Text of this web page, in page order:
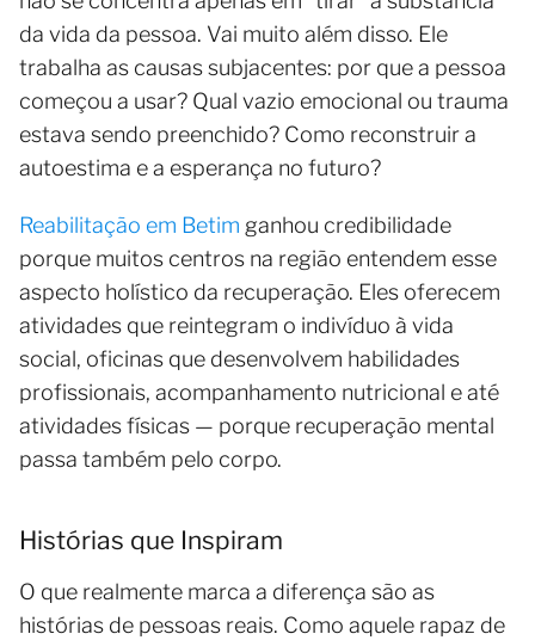
da vida da pessoa. Vai muito além disso. Ele
trabalha as causas subjacentes: por que a pessoa
começou a usar? Qual vazio emocional ou trauma
estava sendo preenchido? Como reconstruir a
autoestima e a esperança no futuro?
Reabilitação em Betim ganhou credibilidade
porque muitos centros na região entendem esse
aspecto holístico da recuperação. Eles oferecem
atividades que reintegram o indivíduo à vida
social, oficinas que desenvolvem habilidades
profissionais, acompanhamento nutricional e até
atividades físicas — porque recuperação mental
passa também pelo corpo.
Histórias que Inspiram
O que realmente marca a diferença são as
histórias de pessoas reais. Como aquele rapaz de